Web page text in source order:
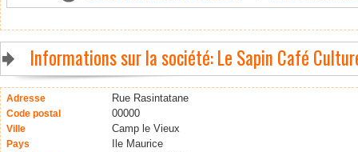
Informations sur la société: Le Sapin Café
Adresse Rue Rasintatane
Code postal 00000
Ville Camp le Vieux
Pays Ile Maurice